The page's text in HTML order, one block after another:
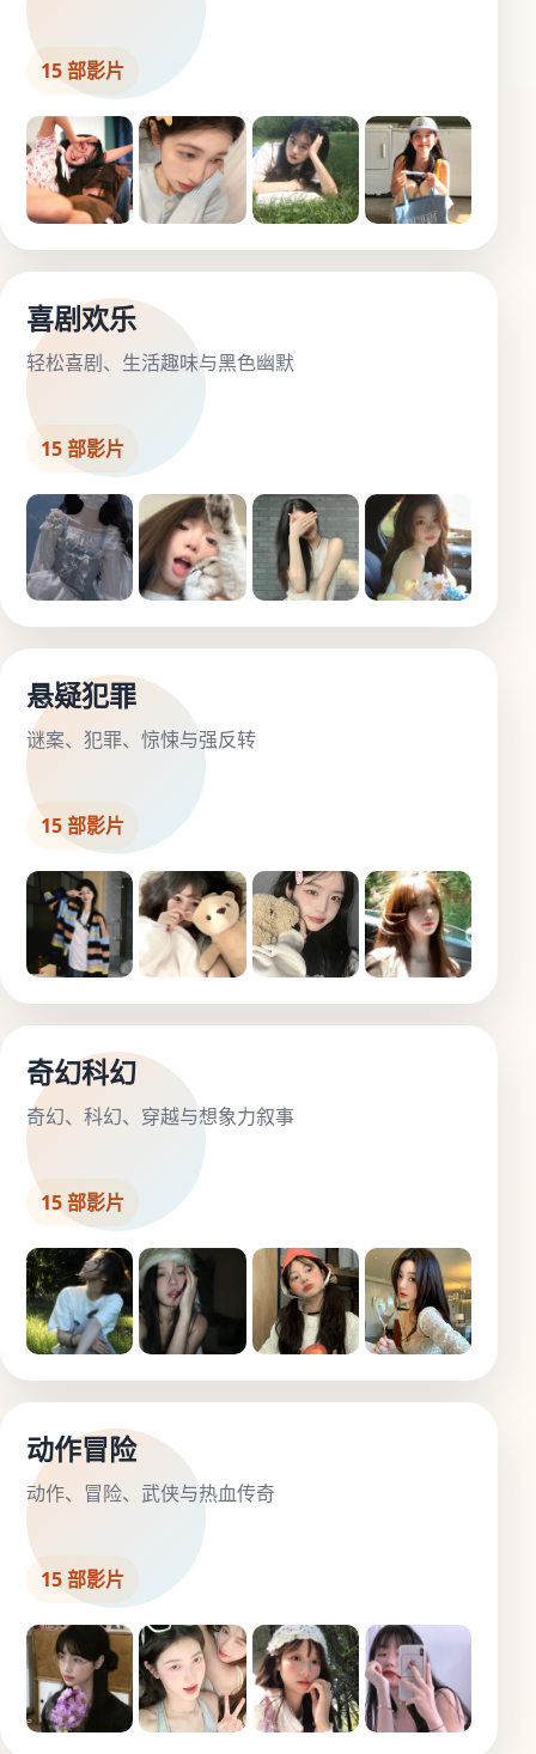
15 部影片
喜剧欢乐
轻松喜剧、生活趣味与黑色幽默
15 部影片
悬疑犯罪
谜案、犯罪、惊悚与强反转
15 部影片
奇幻科幻
奇幻、科幻、穿越与想象力叙事
15 部影片
动作冒险
动作、冒险、武侠与热血传奇
15 部影片